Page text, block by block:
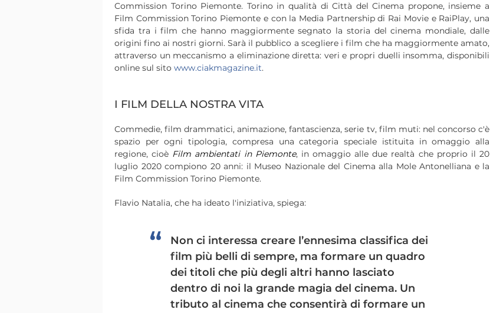
Commission Torino Piemonte. Torino in qualità di Città del Cinema propone, insieme a
Film Commission Torino Piemonte e con la Media Partnership di Rai Movie e RaiPlay, una
sfida tra i film che hanno maggiormente segnato la storia del cinema mondiale, dalle
origini fino ai nostri giorni. Sarà il pubblico a scegliere i film che ha maggiormente amato,
attraverso un meccanismo a eliminazione diretta: veri e propri duelli insomma, disponibili
online sul sito www.ciakmagazine.it.
I FILM DELLA NOSTRA VITA
Commedie, film drammatici, animazione, fantascienza, serie tv, film muti: nel concorso c'è
spazio per ogni tipologia, compresa una categoria speciale istituita in omaggio alla
regione, cioè Film ambientati in Piemonte, in omaggio alle due realtà che proprio il 20
luglio 2020 compiono 20 anni: il Museo Nazionale del Cinema alla Mole Antonelliana e la
Film Commission Torino Piemonte.
Flavio Natalia, che ha ideato l'iniziativa, spiega:
Non ci interessa creare l’ennesima classifica dei
film più belli di sempre, ma formare un quadro
dei titoli che più degli altri hanno lasciato
dentro di noi la grande magia del cinema. Un
tributo al cinema che consentirà di formare un